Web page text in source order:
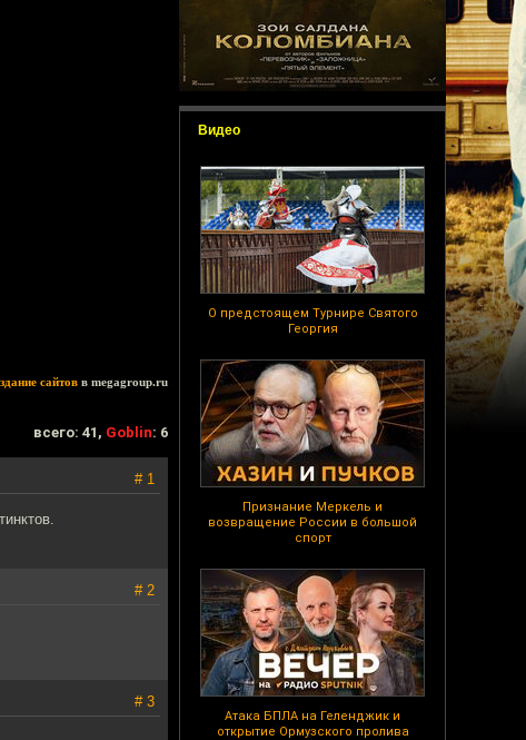
Видео
О предстоящем Турнире Святого
Георгия
Признание Меркель и
возвращение России в большой
спорт
Атака БПЛА на Геленджик и
открытие Ормузского пролива
сайтов в megagroup.ru
всего: 41, Goblin: 6
# 1
# 2
# 3